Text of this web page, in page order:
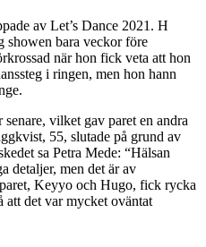
av Let’s Dance 2021. H
showen bara veckor före
när hon fick veta att hon
i ringen, men hon hann
senare, vilket gav paret en andra
55, slutade på grund av
sa Petra Mede: “Hälsan
detaljer, men det är av
Keyyo och Hugo, fick rycka
det var mycket oväntat